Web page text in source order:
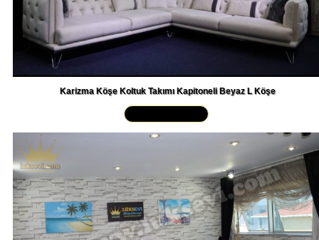
Karizma Köşe Koltuk Takımı Kapitoneli Beyaz L Köşe